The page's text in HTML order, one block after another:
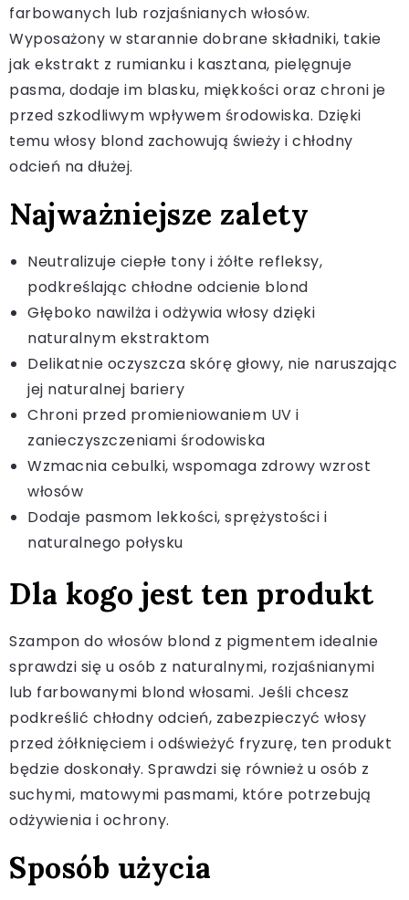
farbowanych lub rozjaśnianych włosów.
Wyposażony w starannie dobrane składniki, takie
jak ekstrakt z rumianku i kasztana, pielęgnuje
pasma, dodaje im blasku, miękkości oraz chroni je
przed szkodliwym wpływem środowiska. Dzięki
temu włosy blond zachowują świeży i chłodny
odcień na dłużej.
Najważniejsze zalety
Neutralizuje ciepłe tony i żółte refleksy,
podkreślając chłodne odcienie blond
Głęboko nawilża i odżywia włosy dzięki
naturalnym ekstraktom
Delikatnie oczyszcza skórę głowy, nie naruszając
jej naturalnej bariery
Chroni przed promieniowaniem UV i
zanieczyszczeniami środowiska
Wzmacnia cebulki, wspomaga zdrowy wzrost
włosów
Dodaje pasmom lekkości, sprężystości i
naturalnego połysku
Dla kogo jest ten produkt
Szampon do włosów blond z pigmentem idealnie
sprawdzi się u osób z naturalnymi, rozjaśnianymi
lub farbowanymi blond włosami. Jeśli chcesz
podkreślić chłodny odcień, zabezpieczyć włosy
przed żółknięciem i odświeżyć fryzurę, ten produkt
będzie doskonały. Sprawdzi się również u osób z
suchymi, matowymi pasmami, które potrzebują
odżywienia i ochrony.
Sposób użycia